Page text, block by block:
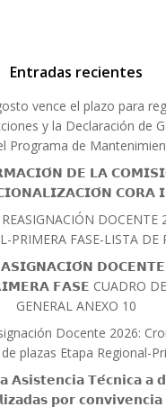
Entradas recientes
vence el plazo para
y la Declaración de
Programa de
𝗗𝗘 𝗟𝗔
𝗖𝗢𝗥𝗔
DOCENTE
PRIMERA FASE-LISTA DE
𝗗𝗢𝗖𝗘𝗡𝗧𝗘
𝗙𝗔𝗦𝗘 CUADRO DE
GENERAL ANEXO 10
Docente 2026:
plazas Etapa Regional-
𝗔𝘀𝗶𝘀𝘁𝗲𝗻𝗰𝗶𝗮 𝗧𝗲́𝗰𝗻𝗶𝗰𝗮 𝗮
𝗽𝗼𝗿 𝗰𝗼𝗻𝘃𝗶𝘃𝗲𝗻𝗰𝗶𝗮